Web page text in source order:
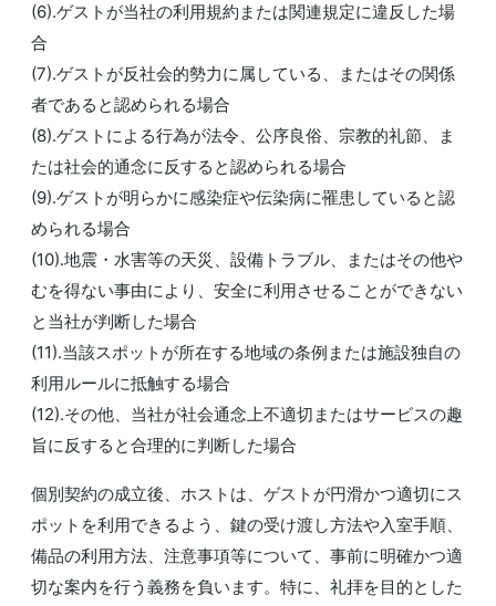
(6).ゲストが当社の利用規約または関連規定に違反した場
合
(7).ゲストが反社会的勢力に属している、またはその関係
者であると認められる場合
(8).ゲストによる行為が法令、公序良俗、宗教的礼節、ま
たは社会的通念に反すると認められる場合
(9).ゲストが明らかに感染症や伝染病に罹患していると認
められる場合
(10).地震・水害等の天災、設備トラブル、またはその他や
むを得ない事由により、安全に利用させることができない
と当社が判断した場合
(11).当該スポットが所在する地域の条例または施設独自の
利用ルールに抵触する場合
(12).その他、当社が社会通念上不適切またはサービスの趣
旨に反すると合理的に判断した場合
個別契約の成立後、ホストは、ゲストが円滑かつ適切にス
ポットを利用できるよう、鍵の受け渡し方法や入室手順、
備品の利用方法、注意事項等について、事前に明確かつ適
切な案内を行う義務を負います。特に、礼拝を目的とした